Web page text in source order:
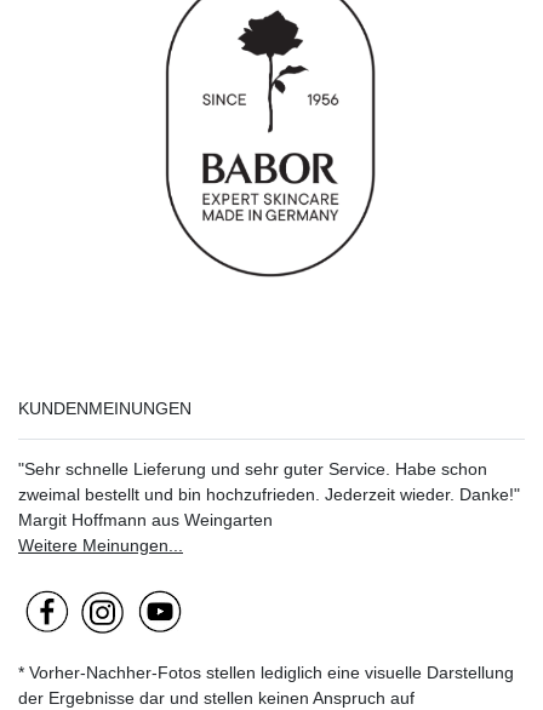
KUNDENMEINUNGEN
"Sehr schnelle Lieferung und sehr guter Service. Habe schon
zweimal bestellt und bin hochzufrieden. Jederzeit wieder. Danke!"
Margit Hoffmann aus Weingarten
Weitere Meinungen...
* Vorher-Nachher-Fotos stellen lediglich eine visuelle Darstellung
der Ergebnisse dar und stellen keinen Anspruch auf